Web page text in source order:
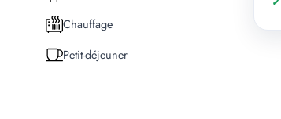
Chauffage
Petit-déjeuner